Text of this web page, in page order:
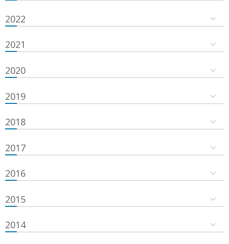
2022
2021
2020
2019
2018
2017
2016
2015
2014